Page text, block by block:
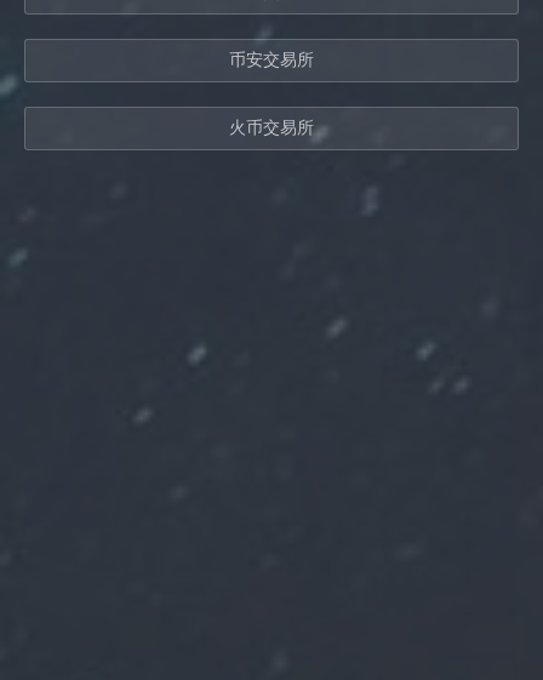
币安交易所
火币交易所